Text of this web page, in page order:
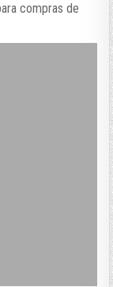
compras de